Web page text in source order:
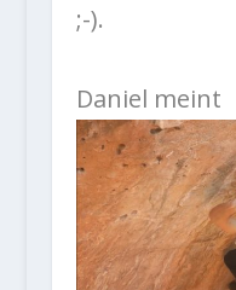
;-).
Daniel meint